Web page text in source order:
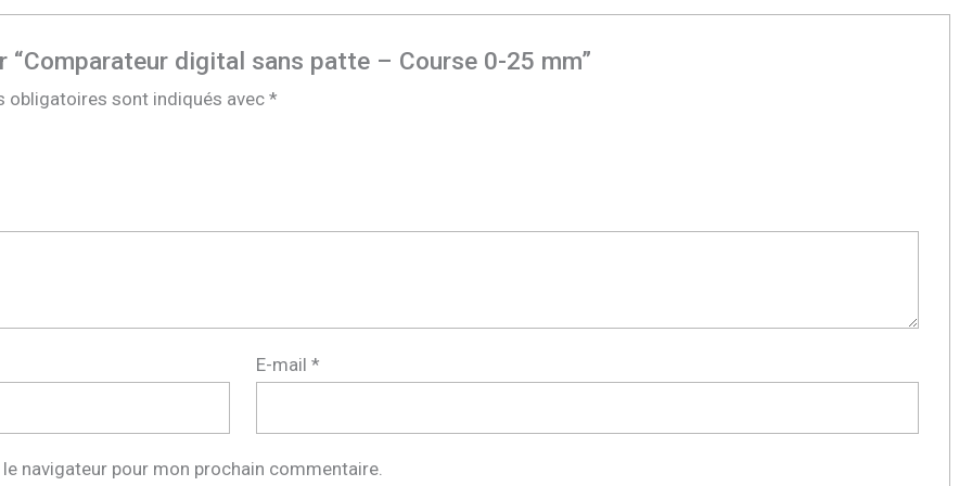
digital sans patte – Course 0-25 mm”
obligatoires sont indiqués avec*
E-mail*
navigateur pour mon prochain commentaire.